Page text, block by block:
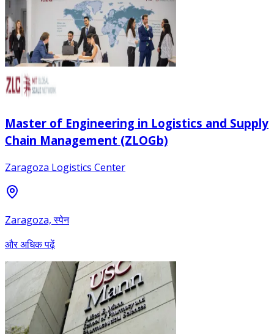
Master of Engineering in Logistics and Supply
Chain Management (ZLOGb)
Zaragoza Logistics Center
Zaragoza, स्पेन
और अधिक पढ़ें